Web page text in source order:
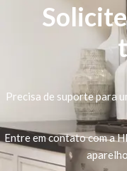
Precisa de suporte para
Entre em contato com a